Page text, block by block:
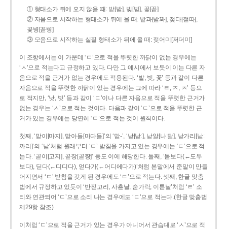
① 형태소가 뒤에 오지 않을 때: 밭[받], 빚[빋], 꽃[꼳]
② 자음으로 시작하는 형태소가 뒤에 올 때: 밭과[받꽈], 젖다[젇따],
꽃병[꼳뼝]
③ 모음으로 시작하는 실질 형태소가 뒤에 올 때: 젖어미[저더미]
이 조항에서는 이 가운데 ‘ㄷ’으로 적을 뚜렷한 까닭이 없는 경우에는
‘ㅅ’으로 적는다고 규정하고 있다. 다만 그 예시에서 보듯이 이는 다른 자
음으로 적을 근거가 없는 경우에도 적용된다. ‘밭, 빚, 꽃’ 등과 같이 다른
자음으로 적을 뚜렷한 까닭이 있는 경우에는 그에 따라 ‘ㅌ, ㅈ, ㅊ’ 등으
로 적지만, ‘낫, 빗’ 등과 같이 ‘ㄷ’이나 다른 자음으로 적을 뚜렷한 근거가
없는 경우는 ‘ㅅ’으로 적는 것이다. 다음과 같이 ‘ㄷ’으로 적을 뚜렷한 근
거가 있는 경우에는 당연히 ‘ㄷ’으로 적는 것이 원칙이다.
첫째, ‘맏이[마지], 맏아들[마다들]’의 ‘맏-’, ‘낟[낟ː], 낟알[나ː달], 낟가리[낟ː
까리]’의 ‘낟’처럼 원래부터 ‘ㄷ’ 받침을 가지고 있는 경우에는 ‘ㄷ’으로 적
는다. ‘곧이[고지], 곧장[곧짱]’ 등도 이에 해당한다. 둘째, ‘돋보다(←도두
보다), 딛다(←디디다), 얻다가(←어디에다가)’처럼 본말에서 준말이 만들
어지면서 ‘ㄷ’ 받침을 갖게 된 경우에도 ‘ㄷ’으로 적는다. 셋째, 한글 맞춤
법에서 규정하고 있듯이 ‘반짇고리, 사흗날, 숟가락, 이튿날’처럼 ‘ㄹ’ 소
리와 연관되어 ‘ㄷ’으로 소리 나는 경우에도 ‘ㄷ’으로 적는다.(한글 맞춤법
제29항 참조)
이처럼 ‘ㄷ’으로 적을 근거가 있는 경우가 아니어서 관습대로 ‘ㅅ’으로 적